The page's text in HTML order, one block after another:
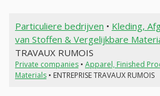
Particuliere bedrijven • Kleding,
van Stoffen & Vergelijkbare
TRAVAUX RUMOIS
Private companies• Apparel, Finished
Materials• ENTREPRISE TRAVAUX RUMOIS